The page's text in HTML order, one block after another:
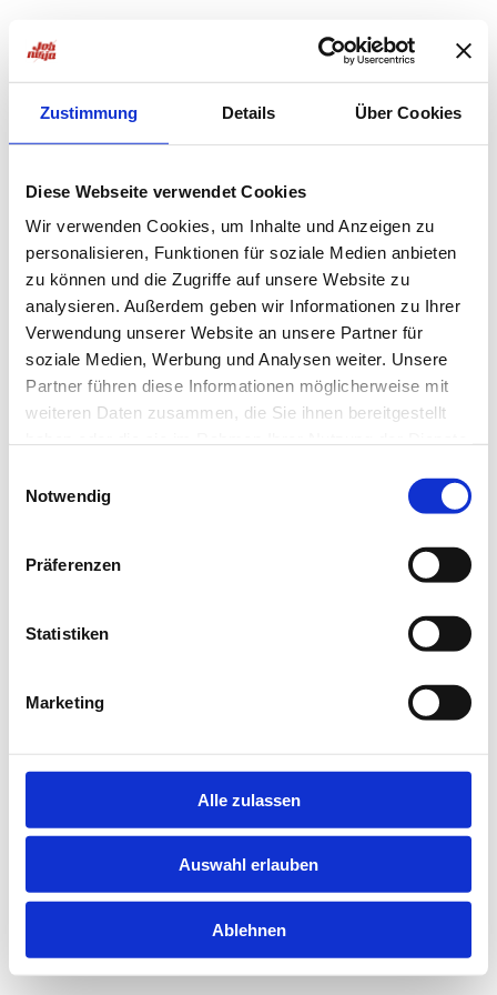
Zustimmung Details Über Cookies
Diese Webseite verwendet Cookies
Wir verwenden Cookies, um Inhalte und Anzeigen zu
personalisieren, Funktionen für soziale Medien anbieten
zu können und die Zugriffe auf unsere Website zu
analysieren. Außerdem geben wir Informationen zu Ihrer
Verwendung unserer Website an unsere Partner für
soziale Medien, Werbung und Analysen weiter. Unsere
Partner führen diese Informationen möglicherweise mit
weiteren Daten zusammen, die Sie ihnen bereitgestellt
Notwendig
Präferenzen
Statistiken
Marketing
Alle zulassen
Auswahl erlauben
Ablehnen
loadingjobninja.com
for more